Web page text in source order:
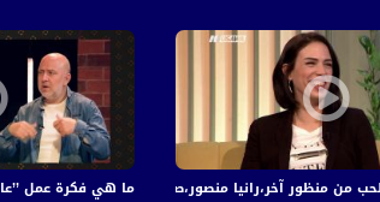
ما هي فكرة عمل ’’عائدون ’’منظور آخر،رانيا منصور،صباحنا غير ، 12-2-2019،مساواة